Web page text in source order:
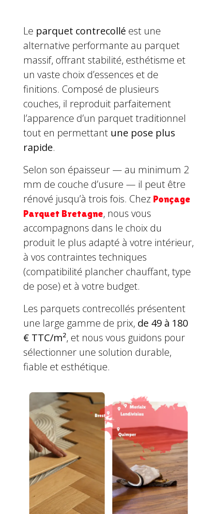
Le parquet contrecollé est une
alternative performante au parquet
massif, offrant stabilité, esthétisme et
un vaste choix d’essences et de
finitions. Composé de plusieurs
couches, il reproduit parfaitement
l’apparence d’un parquet traditionnel
tout en permettant une pose plus
rapide.
Selon son épaisseur — au minimum 2
mm de couche d’usure — il peut être
rénové jusqu’à trois fois. Chez Ponçage
Parquet Bretagne, nous vous
accompagnons dans le choix du
produit le plus adapté à votre intérieur,
à vos contraintes techniques
(compatibilité plancher chauffant, type
de pose) et à votre budget.
Les parquets contrecollés présentent
une large gamme de prix, de 49 à 180
€ TTC/m², et nous vous guidons pour
sélectionner une solution durable,
fiable et esthétique.